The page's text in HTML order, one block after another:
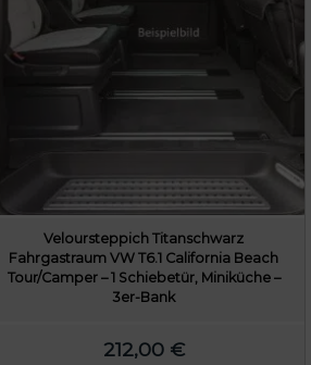
Veloursteppich Titanschwarz
Fahrgastraum VW T6.1 California Beach
Tour/Camper – 1 Schiebetür, Miniküche –
3er-Bank
212,00 €